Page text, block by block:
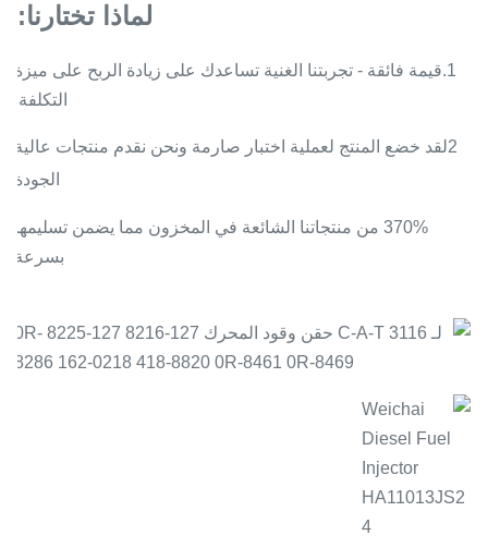
لماذا تختارنا:
1.قيمة فائقة - تجربتنا الغنية تساعدك على زيادة الربح على ميزة
التكلفة.
2لقد خضع المنتج لعملية اختبار صارمة ونحن نقدم منتجات عالية
الجودة
370% من منتجاتنا الشائعة في المخزون مما يضمن تسليمها
بسرعة